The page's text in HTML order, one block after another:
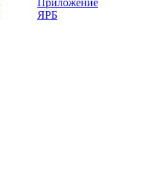
Приложение
ЯРБ